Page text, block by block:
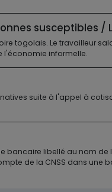
susceptibles /
togolais. Le travailleur
l'économie informelle.
suite à l'appel à
bancaire libellé au nom de
de la CNSS dans une